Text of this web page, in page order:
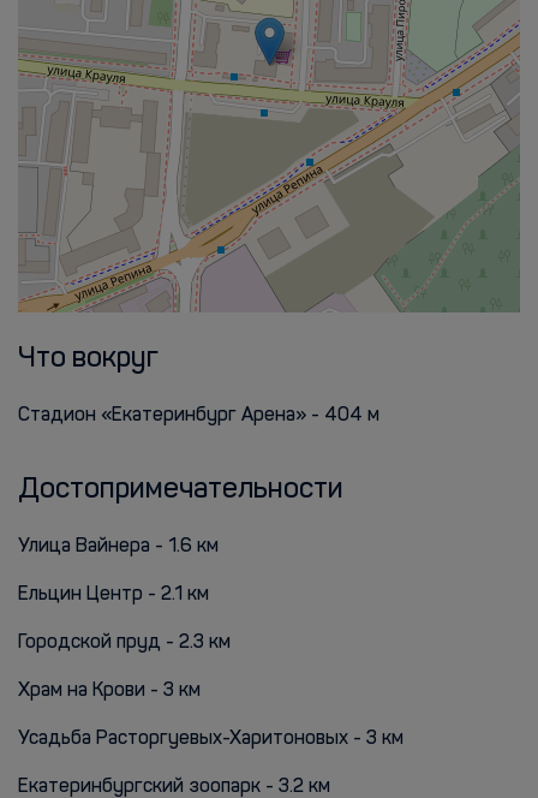
Что вокруг
Стадион «Екатеринбург Арена» - 404 м
Достопримечательности
Улица Вайнера - 1.6 км
Ельцин Центр - 2.1 км
Городской пруд - 2.3 км
Храм на Крови - 3 км
Усадьба Расторгуевых-Харитоновых - 3 км
Екатеринбургский зоопарк - 3.2 км